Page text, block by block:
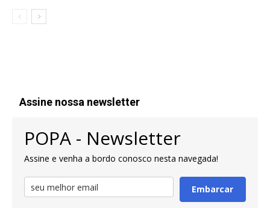
Assine nossa newsletter
POPA - Newsletter
Assine e venha a bordo conosco nesta navegada!
Embarcar